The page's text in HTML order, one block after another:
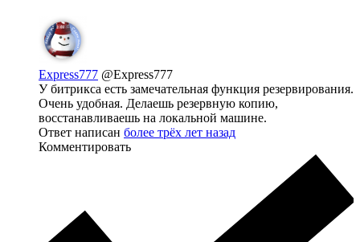
Express777 @Express777
У битрикса есть замечательная функция резервирования.
Очень удобная. Делаешь резервную копию,
восстанавливаешь на локальной машине.
Ответ написан более трёх лет назад
Комментировать